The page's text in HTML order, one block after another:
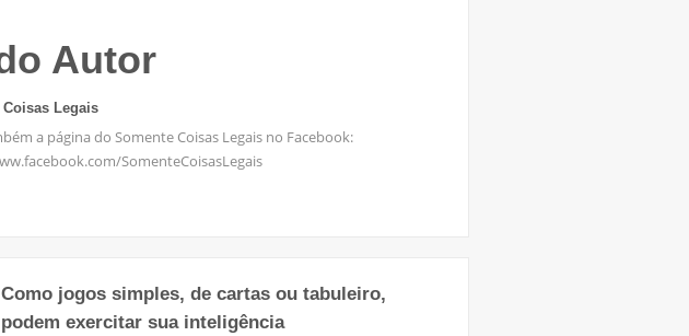
Autor
Legais
a página do Somente Coisas Legais no Facebook:
SomenteCoisasLegais
Como jogos simples, de cartas ou tabuleiro,
podem exercitar sua inteligência